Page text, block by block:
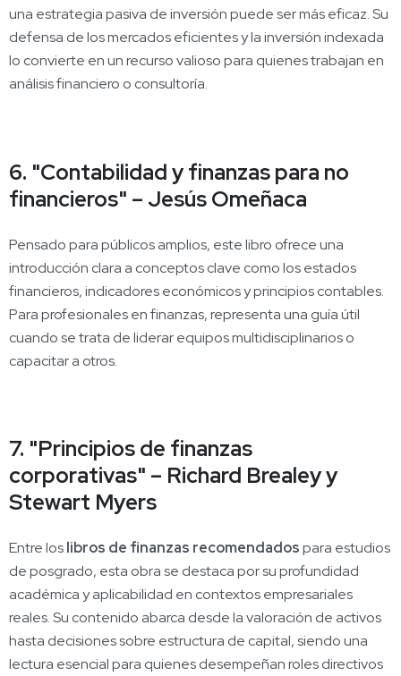
una estrategia pasiva de inversión puede ser más eficaz. Su
defensa de los mercados eficientes y la inversión indexada
lo convierte en un recurso valioso para quienes trabajan en
análisis financiero o consultoría.
6. "Contabilidad y finanzas para no
financieros" – Jesús Omeñaca
Pensado para públicos amplios, este libro ofrece una
introducción clara a conceptos clave como los estados
financieros, indicadores económicos y principios contables.
Para profesionales en finanzas, representa una guía útil
cuando se trata de liderar equipos multidisciplinarios o
capacitar a otros.
7. "Principios de finanzas
corporativas" – Richard Brealey y
Stewart Myers
Entre loslibros de finanzas recomendadospara estudios
de posgrado, esta obra se destaca por su profundidad
académica y aplicabilidad en contextos empresariales
reales. Su contenido abarca desde la valoración de activos
hasta decisiones sobre estructura de capital, siendo una
lectura esencial para quienes desempeñan roles directivos